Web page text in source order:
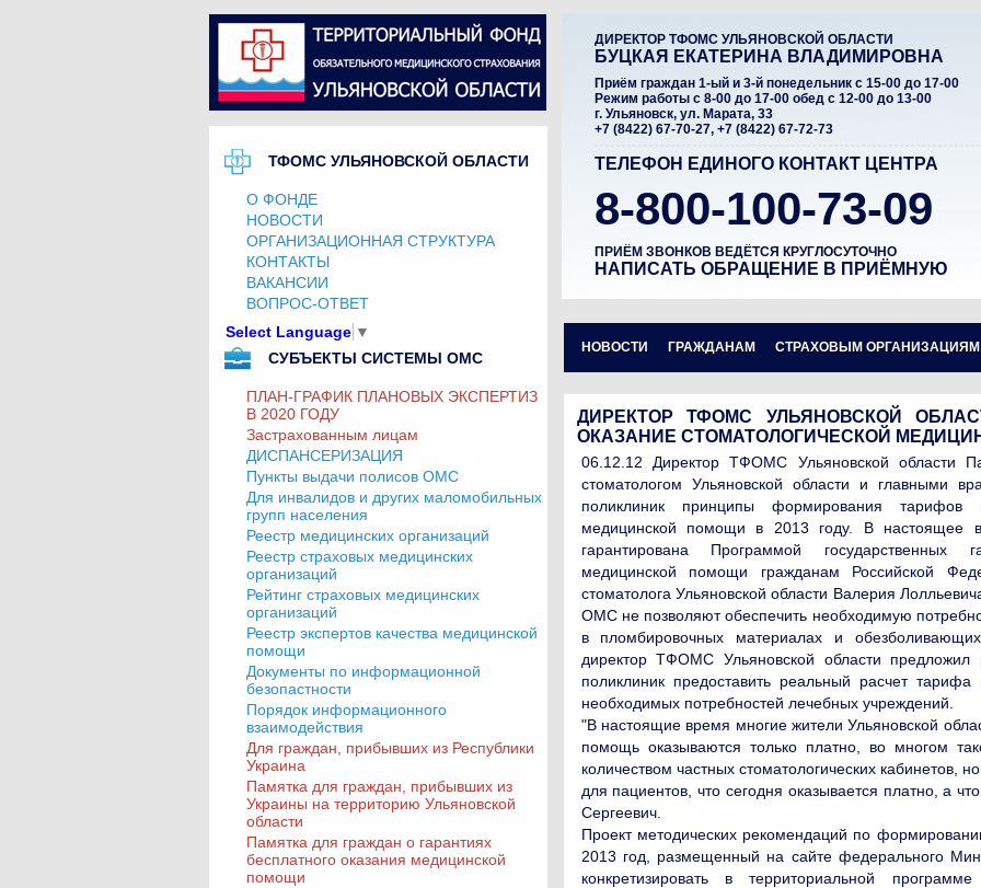
ДИРЕКТОР ТФОМС УЛЬЯНОВСКОЙ ОБЛАСТИ
БУЦКАЯ ЕКАТЕРИНА ВЛАДИМИРОВНА
Приём граждан 1-ый и 3-й понедельник c 15-00 до 17-00
Режим работы c 8-00 до 17-00 обед с 12-00 до 13-00
г. Ульяновск, ул. Марата, 33
+7 (8422) 67-70-27, +7 (8422) 67-72-73
ТЕЛЕФОН ЕДИНОГО КОНТАКТ ЦЕНТРА
8-800-100-73-09
ПРИЁМ ЗВОНКОВ ВЕДЁТСЯ КРУГЛОСУТОЧНО
НАПИСАТЬ ОБРАЩЕНИЕ В ПРИЁМНУЮ
ТФОМС УЛЬЯНОВСКОЙ ОБЛАСТИ
О ФОНДЕ
НОВОСТИ
ОРГАНИЗАЦИОННАЯ СТРУКТУРА
КОНТАКТЫ
ВАКАНСИИ
ВОПРОС-ОТВЕТ
Select Language ▼
СУБЪЕКТЫ СИСТЕМЫ ОМС
ПЛАН-ГРАФИК ПЛАНОВЫХ ЭКСПЕРТИЗ
В 2020 ГОДУ
Застрахованным лицам
ДИСПАНСЕРИЗАЦИЯ
Пункты выдачи полисов ОМС
Для инвалидов и других маломобильных
групп населения
Реестр медицинских организаций
Реестр страховых медицинских
организаций
Рейтинг страховых медицинских
организаций
Реестр экспертов качества медицинской
помощи
Документы по информационной
безопастности
Порядок информационного
взаимодействия
Для граждан, прибывших из Республики
Украина
Памятка для граждан, прибывших из
Украины на территорию Ульяновской
области
Памятка для граждан о гарантиях
бесплатного оказания медицинской
помощи
НОВОСТИ ГРАЖДАНАМ СТРАХОВЫМ ОРГАНИЗАЦИЯМ
ДИРЕКТОР ТФОМС УЛЬЯНОВСКОЙ
ОКАЗАНИЕ СТОМАТОЛОГИЧЕСКОЙ
06.12.12 Директор ТФОМС Ульяновской области
стоматологом Ульяновской области и главными
поликлиник принципы формирования тарифов
медицинской помощи в 2013 году. В настоящее
гарантирована Программой государственных
медицинской помощи гражданам Российской
стоматолога Ульяновской области Валерия
ОМС не позволяют обеспечить необходимую
в пломбировочных материалах и
директор ТФОМС Ульяновской области предложил
поликлиник предоставить реальный расчет
необходимых потребностей лечебных учреждений.
"В настоящие время многие жители Ульяновской
помощь оказываются только платно, во многом
количеством частных стоматологических кабинетов,
для пациентов, что сегодня оказывается платно, а
Сергеевич.
Проект методических рекомендаций по
2013 год, размещенный на сайте федерального
конкретизировать в территориальной